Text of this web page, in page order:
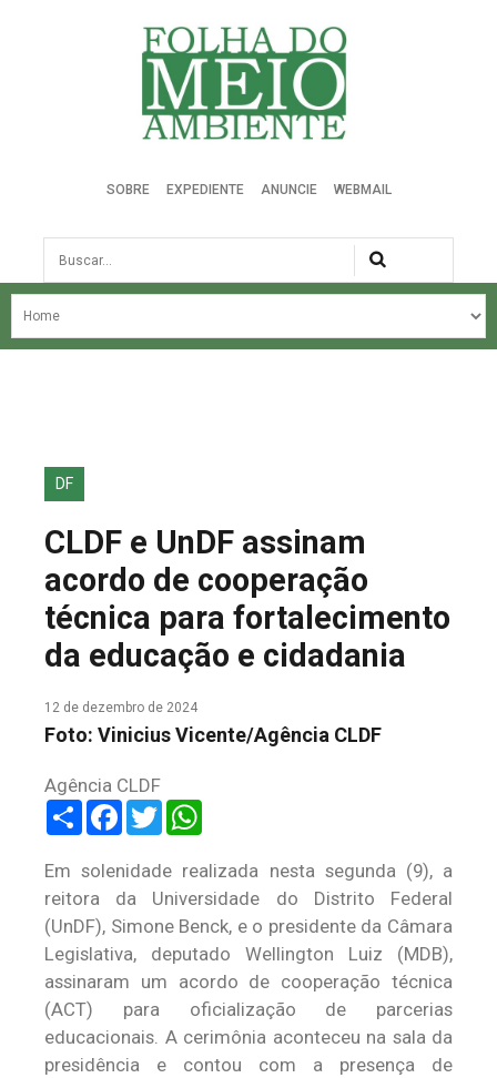
Folha do Meio Ambiente
SOBRE EXPEDIENTE ANUNCIE WEBMAIL
Busca
NOSSA HISTÓRIA
EDIÇÕES ANTERIORES
FALE CONOSCO
DF
CLDF e UnDF assinam
acordo de cooperação
técnica para fortalecimento
da educação e cidadania
12 de dezembro de 2024
Foto: Vinicius Vicente/Agência CLDF
Agência CLDF
ShareFacebook
Twitter
Em solenidade realizada nesta segunda (9), a
reitora da Universidade do Distrito Federal
(UnDF), Simone Benck, e o presidente da Câmara
Legislativa, deputado Wellington Luiz (MDB),
assinaram um acordo de cooperação técnica
(ACT) para oficialização de parcerias
educacionais. A cerimônia aconteceu na sala da
presidência e contou com a presença de